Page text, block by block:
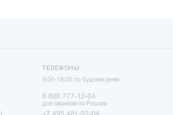
ТЕЛЕФОНЫ
9:00-18:00 по будним дням
8 800 777-12-04
для звонков по России